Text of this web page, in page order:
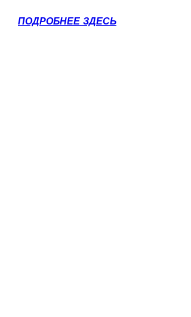
ПОДРОБНЕЕ ЗДЕСЬ